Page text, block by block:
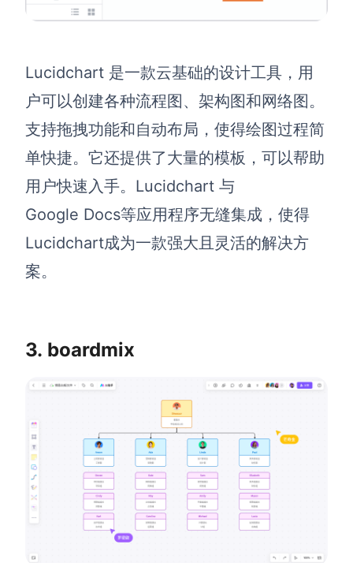
AI生成Smart分析
AI生成波士顿矩阵
AI生成波特五力模型
AI生成4P营销理论模型
AI生成竞品分析
AI生成图片
AI写作
AI对话
AI生成简历
模板社区
私有化部署
管理功能定制 · 专业部署方案
客户案例
用boardmix提升团队协作效率
Lucidchart 是一款云基础的设计工具，用
户可以创建各种流程图、架构图和网络图。
支持拖拽功能和自动布局，使得绘图过程简
单快捷。它还提供了大量的模板，可以帮助
用户快速入手。Lucidchart 与
Google Docs等应用程序无缝集成，使得
Lucidchart成为一款强大且灵活的解决方
案。
3. boardmix